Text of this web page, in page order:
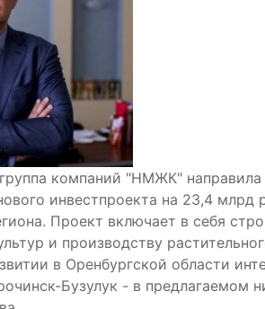
компаний "НМЖК"
инвестпроекта на 23,4 млрд
Проект включает в себя
и производству
в Оренбургской области
Бузулук - в предлагаемом